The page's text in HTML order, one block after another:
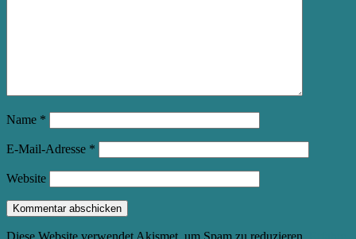
Name *
E-Mail-Adresse *
Website